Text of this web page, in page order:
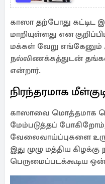
காஸா தற்போது கட்டிட
மாறியுள்ளது என
மக்கள் வேறு எங்கேனும்
நல்லிணக்கத்துடன்
என்றார்.
நிரந்தரமாக
காஸாவை மொத்தமாக
மேம்படுத்தப்
வேலைவாய்ப்புகளை
இது முழு மத்திய கிழக்கு
பெருமைப்படக்கூடிய